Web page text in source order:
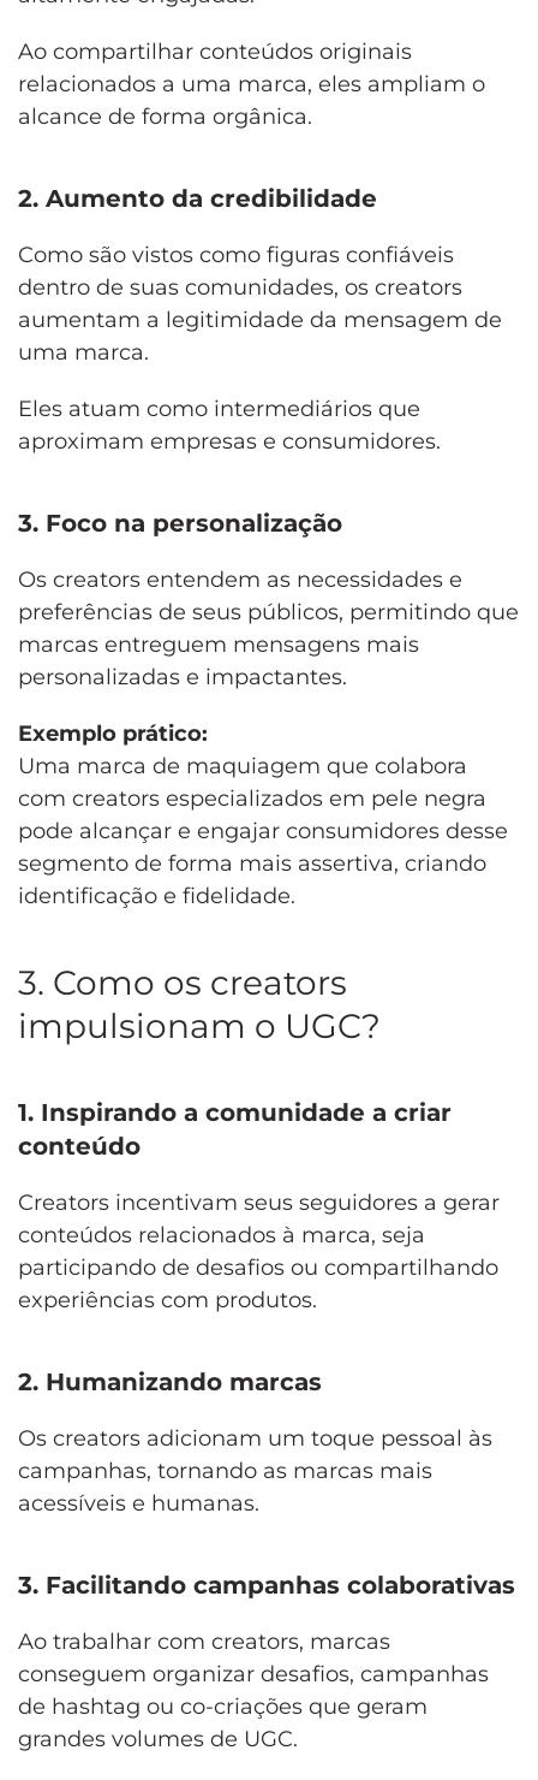
Ao compartilhar conteúdos originais
relacionados a uma marca, eles ampliam o
alcance de forma orgânica.
2. Aumento da credibilidade
Como são vistos como figuras confiáveis
dentro de suas comunidades, os creators
aumentam a legitimidade da mensagem de
uma marca.
Eles atuam como intermediários que
aproximam empresas e consumidores.
3. Foco na personalização
Os creators entendem as necessidades e
preferências de seus públicos, permitindo que
marcas entreguem mensagens mais
personalizadas e impactantes.
Exemplo prático:
Uma marca de maquiagem que colabora
com creators especializados em pele negra
pode alcançar e engajar consumidores desse
segmento de forma mais assertiva, criando
identificação e fidelidade.
3. Como os creators
impulsionam o UGC?
1. Inspirando a comunidade a criar
conteúdo
Creators incentivam seus seguidores a gerar
conteúdos relacionados à marca, seja
participando de desafios ou compartilhando
experiências com produtos.
2. Humanizando marcas
Os creators adicionam um toque pessoal às
campanhas, tornando as marcas mais
acessíveis e humanas.
3. Facilitando campanhas colaborativas
Ao trabalhar com creators, marcas
conseguem organizar desafios, campanhas
de hashtag ou co-criações que geram
grandes volumes de UGC.